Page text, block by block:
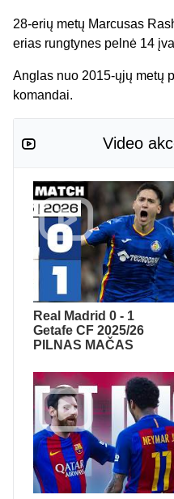
28-erių metų Marcusas
erias rungtynes pelnė 14
Anglas nuo 2015-ųjų metų
komandai.
Video
Real Madrid 0 - 1
Getafe CF 2025/26
PILNAS MAČAS